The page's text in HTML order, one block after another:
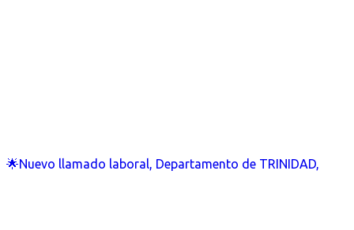
🌟Nuevo llamado laboral, Departamento de TRINIDAD,